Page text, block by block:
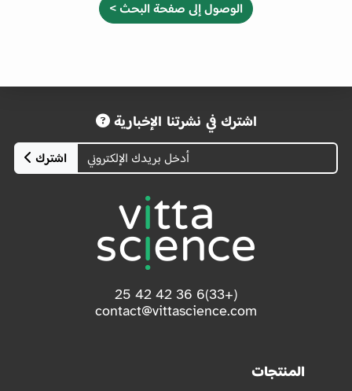
الوصول إلى صفحة البحث >
اشترك في نشرتنا الإخبارية
اشترك
(+33)6 36 42 42 25
contact@vittascience.com
المنتجات